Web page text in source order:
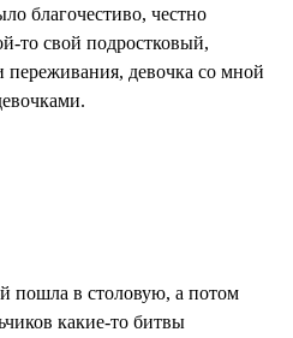
благочестиво, честно
то свой подростковый,
переживания, девочка со мной
пошла в столовую, а потом
какие-то битвы